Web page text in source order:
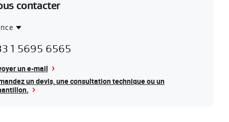
contacter
1 5695 6565
un e-mail
un devis, une consultation technique ou un